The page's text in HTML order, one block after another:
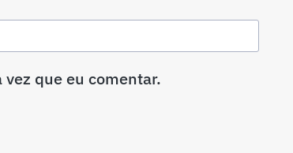
que eu comentar.